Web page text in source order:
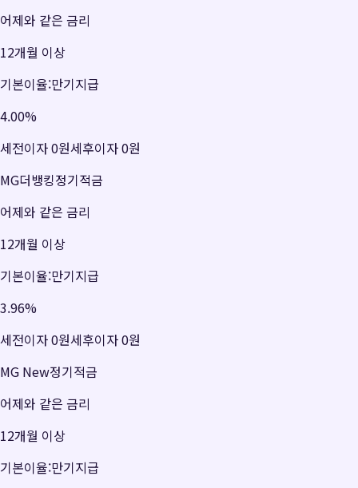
어제와 같은 금리
12개월 이상
기본이율:만기지급
4.00%
세전이자0원세후이자0원
MG더뱅킹정기적금
어제와 같은 금리
12개월 이상
기본이율:만기지급
3.96%
세전이자0원세후이자0원
MG New정기적금
어제와 같은 금리
12개월 이상
기본이율:만기지급